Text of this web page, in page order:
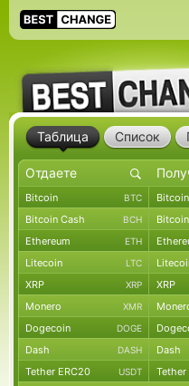
Таблица Список
Bitcoin BTC Bitcoin
Bitcoin Cash BCH
Ethereum ETH
Litecoin LTC
XRP XRP XRP
Monero XMR
Dogecoin DOGE
Dash DASH Dash
Tether ERC20 USDT Tether